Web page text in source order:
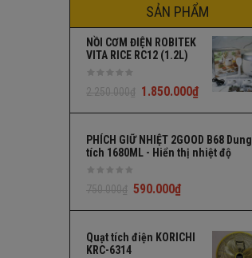
SẢN PHẨM
NỒI CƠM ĐIỆN ROBITEK
VITA RICE RC12 (1.2L)
2.250.000₫ 1.850.000₫
PHÍCH GIỮ NHIỆT 2GOOD B68 Dung
tích 1680ML - Hiển thị nhiệt độ
750.000₫ 590.000₫
Quạt tích điện KORICHI
KRC-6314